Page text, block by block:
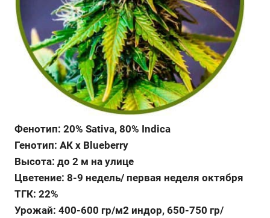
Фенотип: 20% Sativa, 80% Indica
Генотип: АК x Blueberry
Высота: до 2 м на улице
Цветение: 8-9 недель/ первая неделя октября
ТГК: 22%
Урожай: 400-600 гр/м2 индор, 650-750 гр/